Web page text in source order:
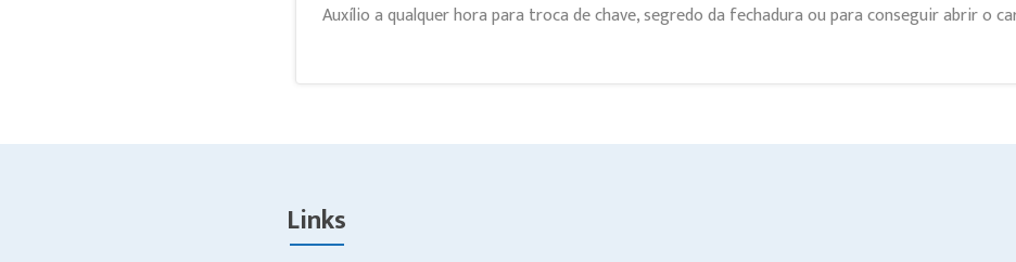
Auxílio a qualquer hora para troca de chave, segredo da fechadura ou para conseguir abrir o
Links